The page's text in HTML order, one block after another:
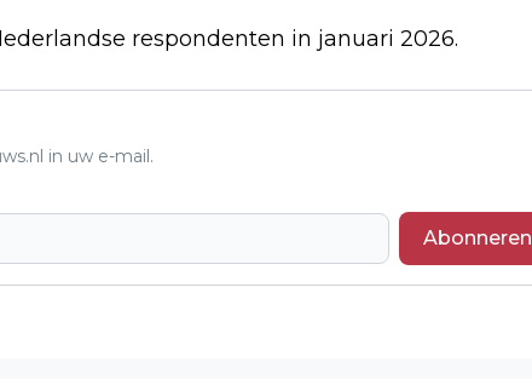
respondenten in januari 2026.
in uw e-mail.
Abonneren